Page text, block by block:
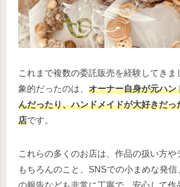
これまで複数の委託販売を経験してきま
象的だったのは、 オーナー自身が元ハン
んだったり、ハンドメイドが大好きだっ
店です。
これらの多くのお店は、作品の扱い方や
もちろんのこと、SNSでの小まめな発